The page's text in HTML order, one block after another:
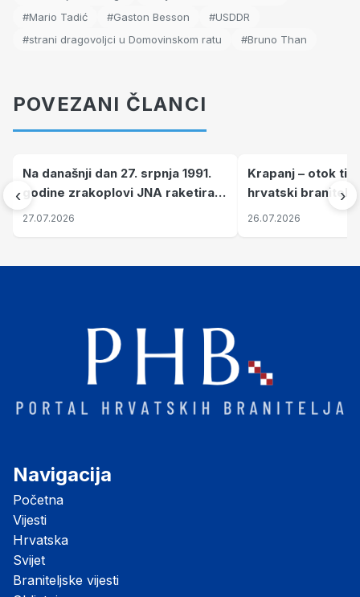
#Mario Tadić
#Gaston Besson
#USDDR
#strani dragovoljci u Domovinskom ratu
#Bruno Than
POVEZANI ČLANCI
‹
Na današnji dan 27. srpnja 1991.
godine zrakoplovi JNA raketirali
su vojarnu i obučni centar "Nikola
27.07.2026
Krapanj – otok
hrvatski branitelji
pronalaze mir
26.07.2026
›
Navigacija
Početna
Vijesti
Hrvatska
Svijet
Braniteljske vijesti